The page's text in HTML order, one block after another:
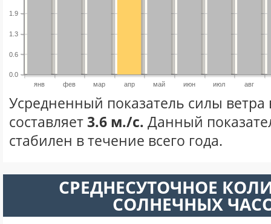
янв фев мар апр май июн июл авг
0.0
0.6
1.3
1.9
Усредненный показатель силы ветра
составляет3.6 м./с. Данный
стабилен в течение всего года.
СРЕДНЕСУТОЧНОЕ
СОЛНЕЧНЫХ